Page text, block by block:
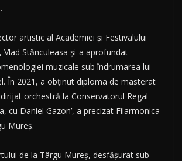
artistic al Academiei și Festivalului
Vlad Stănculeasa și-a aprofundat
muzicale sub îndrumarea lui
În 2021, a obținut diploma de masterat
orchestră la Conservatorul Regal
cu Daniel Gazon’, a precizat Filarmonica
Mureș.
de la Târgu Mureș, desfășurat sub